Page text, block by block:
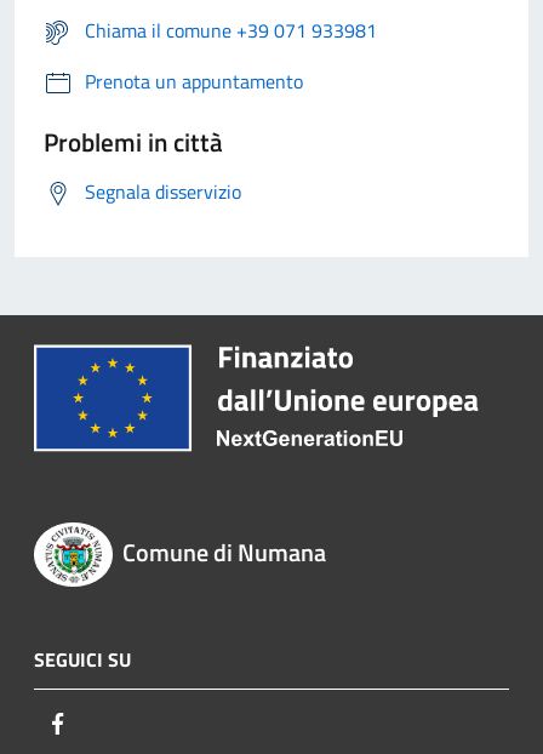
Chiama il comune +39 071 933981
Prenota un appuntamento
Problemi in città
Segnala disservizio
Comune di Numana
SEGUICI SU